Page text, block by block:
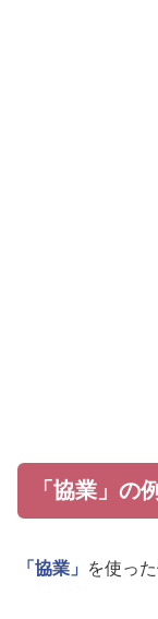
「協業」の
「協業」 を使っ